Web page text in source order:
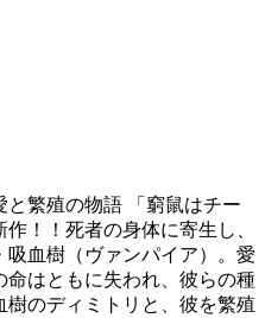
繁殖の物語 「窮鼠はチー
！！死者の身体に寄生し、
血樹（ヴァンパイア）。愛
命はともに失われ、彼らの種
のディミトリと、彼を繁殖